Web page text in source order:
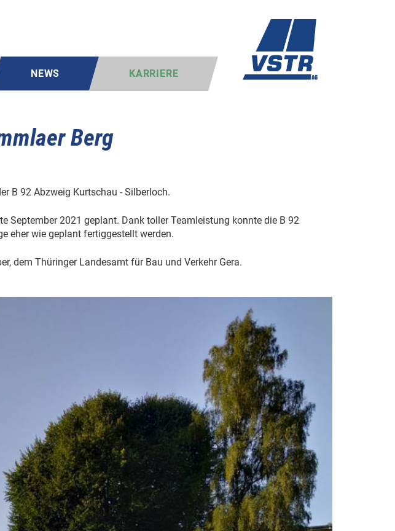
NEWS KARRIERE
Berg
B 92 Abzweig Kurtschau - Silberloch.
September 2021 geplant. Dank toller Teamleistung konnte die B 92
eher wie geplant fertiggestellt werden.
dem Thüringer Landesamt für Bau und Verkehr Gera.